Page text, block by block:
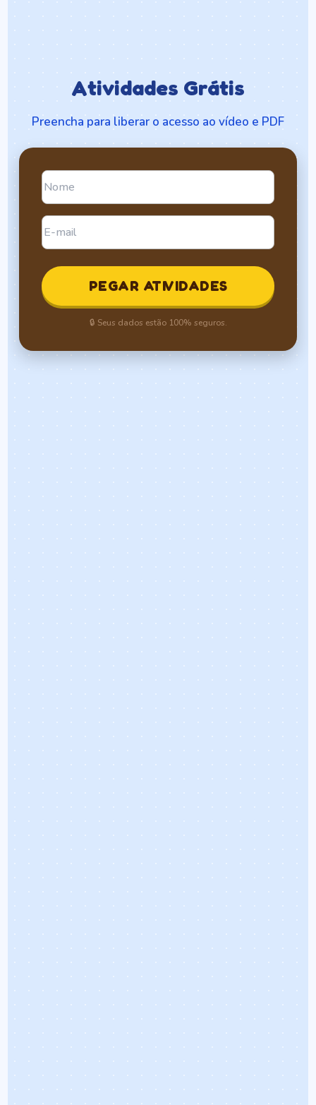
Atividades Grátis
Preencha para liberar o acesso ao vídeo e PDF
PEGAR ATIVIDADES
🔒 Seus dados estão 100% seguros.